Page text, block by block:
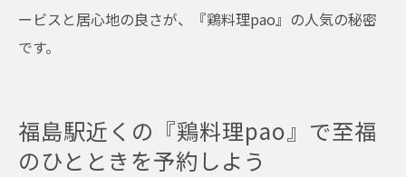
ービスと居心地の良さが、『鶏料理pao』の人気の秘密
です。
福島駅近くの『鶏料理pao』で至福
のひとときを予約しよう